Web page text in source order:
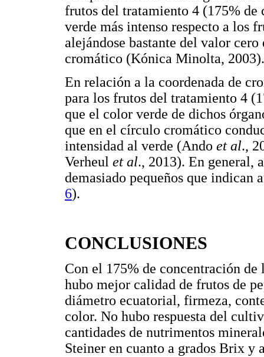
frutos del tratamiento 4 (175% de
verde más intenso respecto a los
alejándose bastante del valor
cromático (Kónica Minolta, 2003).
En relación a la coordenada de
para los frutos del tratamiento 4
que el color verde de dichos
que en el círculo cromático
intensidad al verde (Ando et al.,
Verheul et al., 2013). En general,
demasiado pequeños que
6).
CONCLUSIONES
Con el 175% de concentración
hubo mejor calidad de frutos de
diámetro ecuatorial, firmeza,
color. No hubo respuesta del
cantidades de nutrimentos
Steiner en cuanto a grados Brix